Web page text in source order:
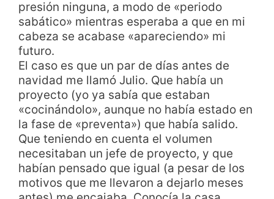
presión ninguna, a modo de «periodo
sabático» mientras esperaba a que en mi
cabeza se acabase «apareciendo» mi
futuro.
El caso es que un par de días antes de
navidad me llamó Julio. Que había un
proyecto (yo ya sabía que estaban
«cocinándolo», aunque no había estado en
la fase de «preventa») que había salido.
Que teniendo en cuenta el volumen
necesitaban un jefe de proyecto, y que
habían pensado que igual (a pesar de los
motivos que me llevaron a dejarlo meses